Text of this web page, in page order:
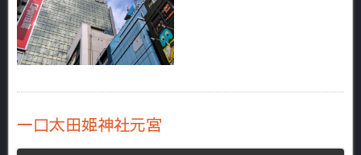
一口太田姫神社元宮